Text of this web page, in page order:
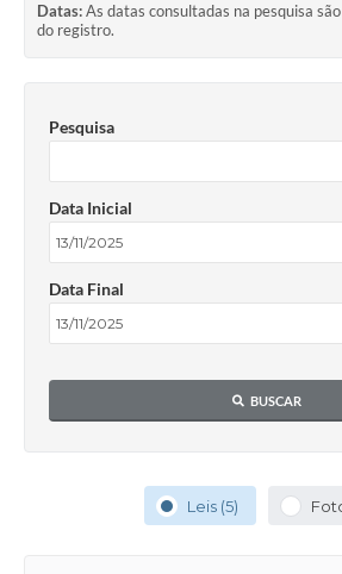
Datas:As datas consultadas na pesquisa
do registro.
Pesquisa
Data Inicial
Data Final
BUSCAR
Leis (5)